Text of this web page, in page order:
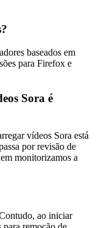
baseados em
para Firefox e
Sora é
vídeos Sora está
por revisão de
monitorizamos a
ao iniciar